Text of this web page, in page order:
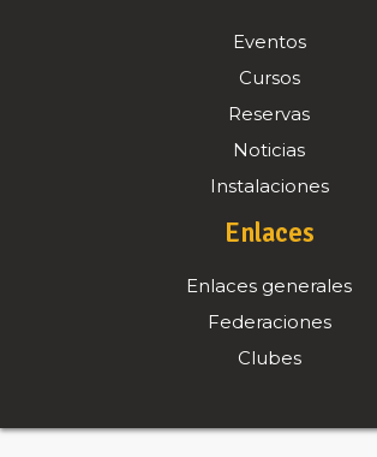
Eventos
Cursos
Reservas
Noticias
Instalaciones
Enlaces
Enlaces generales
Federaciones
Clubes